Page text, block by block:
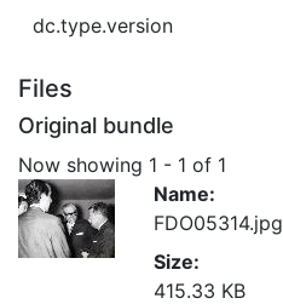
dc.type.version
Files
Original bundle
Now showing 1 - 1 of 1
Name:
FDO05314.jpg
Size:
415.33 KB